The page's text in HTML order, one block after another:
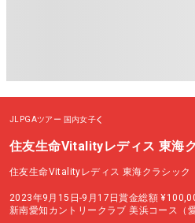
JLPGAツアー 国内女子
住友生命Vitalityレディス 東海
住友生命Vitalityレディス 東海クラシック
2023年9月15日-9月17日賞金総額
新南愛知カントリークラブ 美浜コース（愛